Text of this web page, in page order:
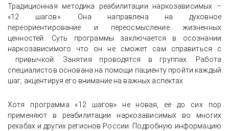
Традиционная методика реабилитации наркозависимых –
«12 шагов». Она направлена на духовное
переориентирование и переосмысление жизненных
ценностей. Суть программы заключается в осознании
наркозависимого что он не сможет сам справиться с
привычкой. Занятия проводятся в группах. Работа
специалистов основана на помощи пациенту пройти каждый
шаг, акцентируя его внимание на важных аспектах.
Хотя программа «12 шагов» не новая, её до сих пор
применяют в реабилитации наркозависимых во многих
рехабах и других регионов России. Подробную информацию